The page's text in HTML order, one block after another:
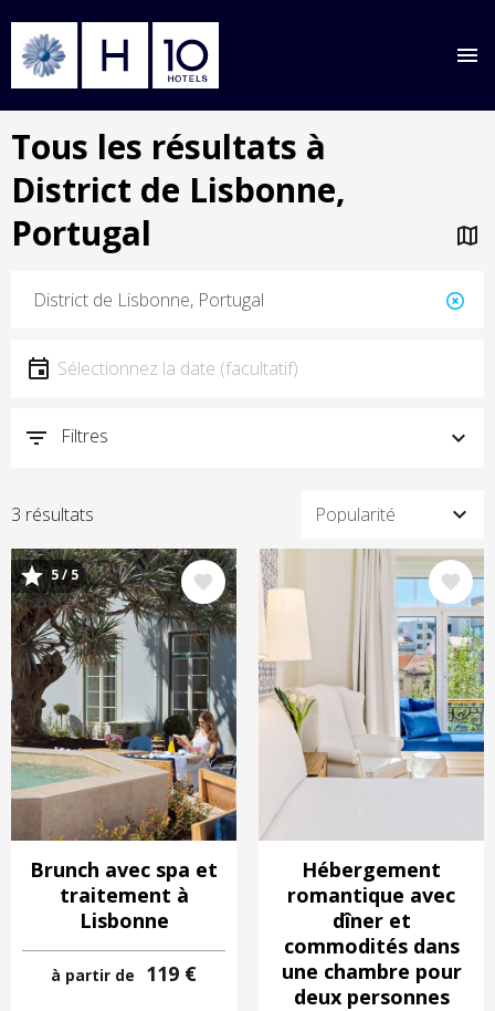
au
contenu
principal
Tous les résultats à
District de Lisbonne,
Portugal
Date
Sélectionnez la date
Filtres
3 résultats
Image
5 / 5
Brunch avec spa et
traitement à
Lisbonne
à partir de 119 €
Image
Hébergement
romantique avec
dîner et
commodités dans
une chambre pour
deux personnes